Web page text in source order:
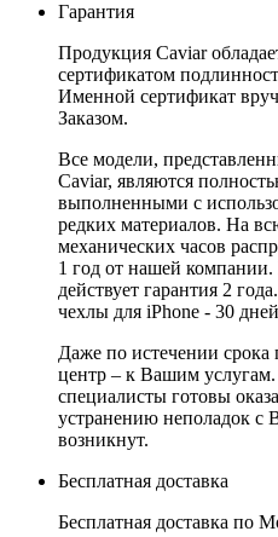
Гарантия
Продукция Caviar
сертификатом
Именной сертификат
Заказом.
Все модели,
Caviar, являются
выполненными с
редких материалов. На
механических часов
1 год от нашей
действует гарантия 2
чехлы для iPhone - 30
Даже по истечении
центр – к Вашим
специалисты готовы
устранению неполадок
возникнут.
Бесплатная доставка
Бесплатная доставка по